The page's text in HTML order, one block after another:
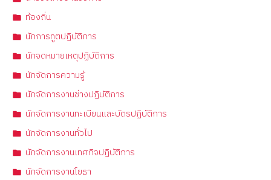
ท้องถิ่น
นักการทูตปฏิบัติการ
นักจดหมายเหตุปฏิบัติการ
นักจัดการความรู้
นักจัดการงานช่างปฏิบัติการ
นักจัดการงานทะเบียนและบัตรปฏิบัติการ
นักจัดการงานทั่วไป
นักจัดการงานเทศกิจปฏิบัติการ
นักจัดการงานโยธา